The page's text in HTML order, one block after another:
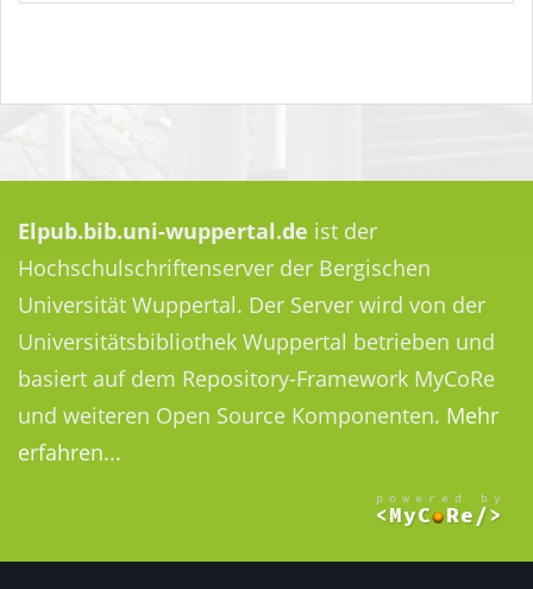
Elpub.bib.uni-wuppertal.de ist der
Hochschulschriftenserver der Bergischen
Universität Wuppertal. Der Server wird von der
Universitätsbibliothek Wuppertal betrieben und
basiert auf dem Repository-Framework MyCoRe
und weiteren Open Source Komponenten. Mehr
erfahren...